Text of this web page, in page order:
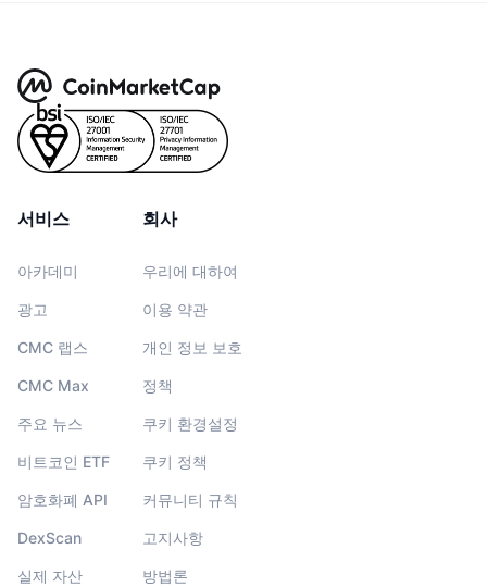
서비스
아카데미
광고
CMC 랩스
CMC Max
주요 뉴스
비트코인 ETF
암호화폐 API
DexScan
실제 자산
회사
우리에 대하여
이용 약관
개인 정보 보호
정책
쿠키 환경설정
쿠키 정책
커뮤니티 규칙
고지사항
방법론